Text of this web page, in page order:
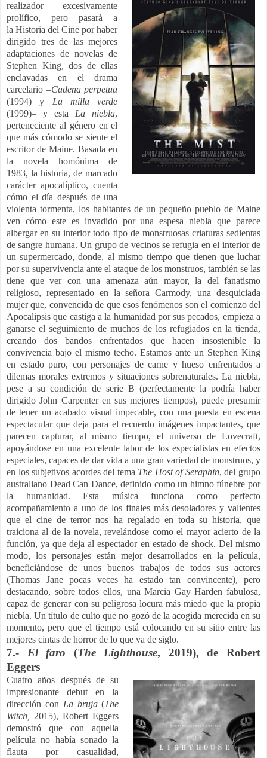
realizador excesivamente
prolífico, pero pasará a
la Historia del Cine por haber
dirigido tres de las mejores
adaptaciones de novelas de
Stephen King, dos de ellas
enclavadas en el drama
carcelario –Cadena perpetua
(1994) y La milla verde
(1999)– y esta La niebla,
perteneciente al género en el
que más cómodo se siente el
escritor de Maine. Basada en
la novela homónima de
1983, la historia, de marcado
carácter apocalíptico, cuenta
cómo el día después de una
violenta tormenta, los habitantes de un pequeño pueblo de Maine
ven cómo este es invadido por una espesa niebla que parece
albergar en su interior todo tipo de monstruosas criaturas sedientas
de sangre humana. Un grupo de vecinos se refugia en el interior de
un supermercado, donde, al mismo tiempo que tienen que luchar
por su supervivencia ante el ataque de los monstruos, también se las
tiene que ver con una amenaza aún mayor, la del fanatismo
religioso, representado en la señora Carmody, una desquiciada
mujer que, convencida de que esos fenómenos son el comienzo del
Apocalipsis que castiga a la humanidad por sus pecados, empieza a
ganarse el seguimiento de muchos de los refugiados en la tienda,
creando dos bandos enfrentados que hacen insostenible la
convivencia bajo el mismo techo. Estamos ante un Stephen King
en estado puro, con personajes de carne y hueso enfrentados a
dilemas morales extremos y situaciones sobrenaturales. La niebla,
pese a su condición de serie B (perfectamente la podría haber
dirigido John Carpenter en sus mejores tiempos), puede presumir
de tener un acabado visual impecable, con una puesta en escena
espectacular que deja para el recuerdo imágenes impactantes, que
parecen capturar, al mismo tiempo, el universo de Lovecraft,
apoyándose en una excelente labor de los especialistas en efectos
especiales, capaces de dar vida a una gran variedad de monstruos, y
en los subjetivos acordes del tema The Host of Seraphin, del grupo
australiano Dead Can Dance, definido como un himno fúnebre por
la humanidad. Esta música funciona como perfecto
acompañamiento a uno de los finales más desoladores y valientes
que el cine de terror nos ha regalado en toda su historia, que
traiciona al de la novela, revelándose como el mayor acierto de la
función, ya que deja al espectador en estado de shock. Del mismo
modo, los personajes están mejor desarrollados en la película,
beneficiándose de unos buenos trabajos de todos sus actores
(Thomas Jane pocas veces ha estado tan convincente), pero
destacando, sobre todos ellos, una Marcia Gay Harden fabulosa,
capaz de generar con su peligrosa locura más miedo que la propia
niebla. Un título de culto que no gozó de la acogida merecida en su
momento, pero que el tiempo está colocando en su sitio entre las
mejores cintas de horror de lo que va de siglo.
7.- El faro (The Lighthouse, 2019), deRobert
Eggers
Cuatro años después de su
impresionante debut en la
dirección con La bruja(The
Witch, 2015), Robert Eggers
demostró que con aquella
película no había sonado la
flauta por casualidad,